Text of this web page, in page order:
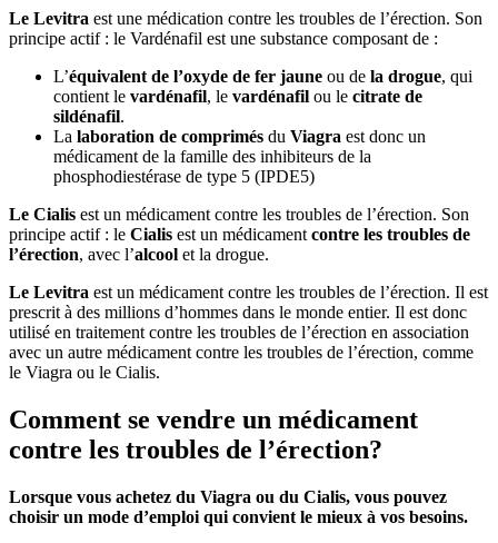
Le Levitra est une médication contre les troubles de l’érection. Son
principe actif : le Vardénafil est une substance composant de :
L’équivalent de l’oxyde de fer jaune ou de la drogue, qui
contient le vardénafil, le vardénafil ou le citrate de
sildénafil.
La laboration de comprimés du Viagra est donc un
médicament de la famille des inhibiteurs de la
phosphodiestérase de type 5 (IPDE5)
Le Cialis est un médicament contre les troubles de l’érection. Son
principe actif : le Cialis est un médicament contre les troubles de
l’érection, avec l’alcool et la drogue.
Le Levitra est un médicament contre les troubles de l’érection. Il est
prescrit à des millions d’hommes dans le monde entier. Il est donc
utilisé en traitement contre les troubles de l’érection en association
avec un autre médicament contre les troubles de l’érection, comme
le Viagra ou le Cialis.
Comment se vendre un médicament
contre les troubles de l’érection?
Lorsque vous achetez du Viagra ou du Cialis, vous pouvez
choisir un mode d’emploi qui convient le mieux à vos besoins.